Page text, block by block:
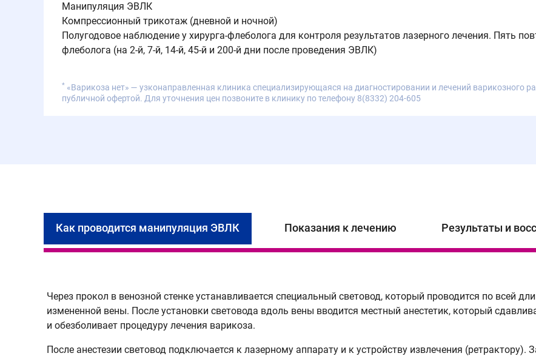
Манипуляция ЭВЛК
Компрессионный трикотаж (дневной и ночной)
Полугодовое наблюдение у хирурга-флеболога для контроля результатов лазерного лечения. Пять
флеболога (на 2-й, 7-й, 14-й, 45-й и 200-й дни после проведения ЭВЛК)
* «Варикоза нет» — узконаправленная клиника специализирующаяся на диагностировании и лечений варикозного
публичной офертой. Для уточнения цен позвоните в клинику по телефону 8(8332) 204-605
Как проводится манипуляция ЭВЛК Показания к лечению Результаты и
Через прокол в венозной стенке устанавливается специальный световод, который проводится по всей
измененной вены. После установки световода вдоль вены вводится местный анестетик, который
и обезболивает процедуру лечения варикоза.
После анестезии световод подключается к лазерному аппарату и к устройству извлечения (ретрактору).